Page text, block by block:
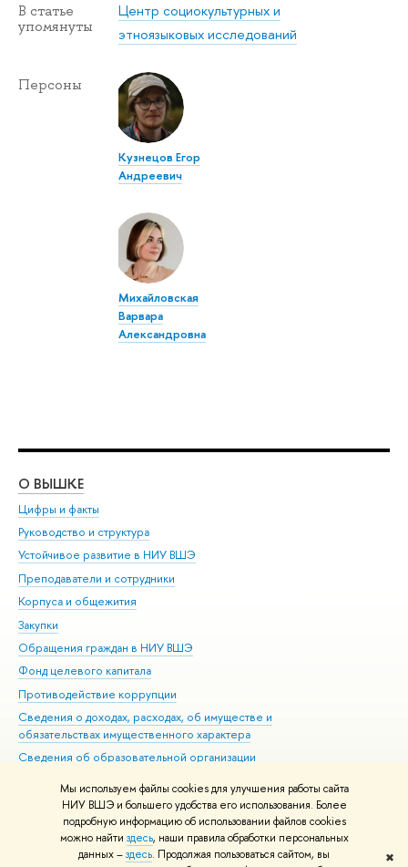
Мы используем файлы cookies для улучшения работы сайта
НИУ ВШЭ и большего удобства его использования. Более
подробную информацию об использовании файлов cookies
можно найти здесь, наши правила обработки персональных
данных –здесь. Продолжая пользоваться сайтом, вы
✖
В статье
упомянуты
Центр социокультурных и
этноязыковых исследований
Персоны
Кузнецов Егор
Андреевич
Михайловская
Варвара
Александровна
О ВЫШКЕ
Цифры и факты
Руководство и структура
Устойчивое развитие в НИУ ВШЭ
Преподаватели и сотрудники
Корпуса и общежития
Закупки
Обращения граждан в НИУ ВШЭ
Фонд целевого капитала
Противодействие коррупции
Сведения о доходах, расходах, об имуществе и
обязательствах имущественного характера
Сведения об образовательной организации
Людям с ограниченными возможностями здоровья
Единая платежная страница
Работа в Вышке